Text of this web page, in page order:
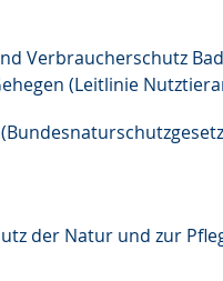
Verbraucherschutz
(Leitlinie
der Natur und zur